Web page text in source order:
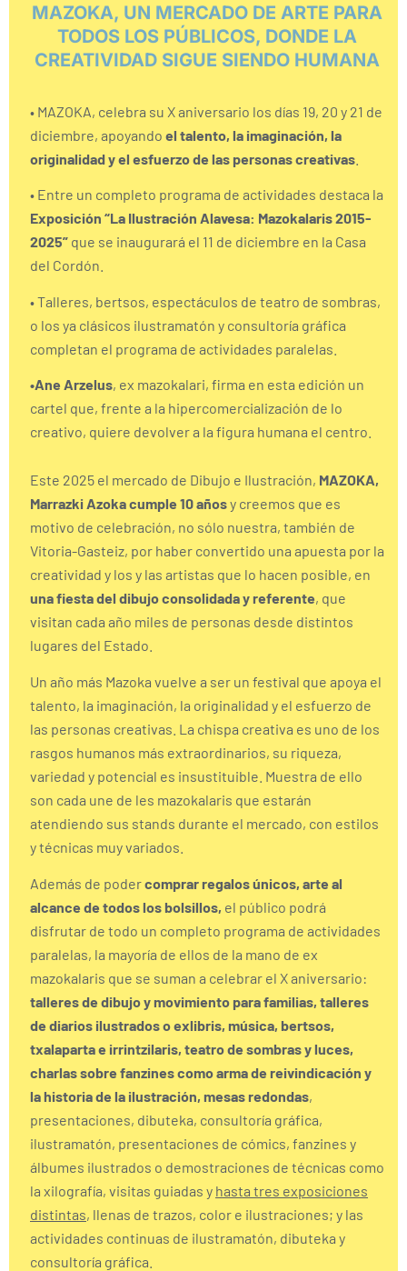
MAZOKA, UN MERCADO DE ARTE PARA
TODOS LOS PÚBLICOS, DONDE LA
CREATIVIDAD SIGUE SIENDO HUMANA
• MAZOKA, celebra su X aniversario los días 19, 20 y 21 de
diciembre, apoyando el talento, la imaginación, la
originalidad y el esfuerzo de las personas creativas
• Entre un completo programa de actividades destaca la
Exposición “La Ilustración Alavesa: Mazokalaris 2015-
2025” que se inaugurará el 11 de diciembre en la Casa
del Cordón.
• Talleres, bertsos, espectáculos de teatro de sombras,
o los ya clásicos ilustramatón y consultoría gráfica
completan el programa de actividades paralelas.
•Ane Arzelus, ex mazokalari, firma en esta edición un
cartel que, frente a la hipercomercialización de lo
creativo, quiere devolver a la figura humana el centro.
Este 2025 el mercado de Dibujo e Ilustración, MAZOKA,
Marrazki Azoka cumple 10 añosy creemos que es
motivo de celebración, no sólo nuestra, también de
Vitoria-Gasteiz, por haber convertido una apuesta por la
creatividad y los y las artistas que lo hacen posible, en
una fiesta del dibujo consolidada y referente, que
visitan cada año miles de personas desde distintos
lugares del Estado.
Un año más Mazoka vuelve a ser un festival que apoya el
talento, la imaginación, la originalidad y el esfuerzo de
las personas creativas. La chispa creativa es uno de los
rasgos humanos más extraordinarios, su riqueza,
variedad y potencial es insustituible. Muestra de ello
son cada une de les mazokalaris que estarán
atendiendo sus stands durante el mercado, con estilos
y técnicas muy variados.
Además de podercomprar regalos únicos, arte al
alcance de todos los bolsillos, el público podrá
disfrutar de todo un completo programa de actividades
paralelas, la mayoría de ellos de la mano de ex
mazokalaris que se suman a celebrar el X aniversario:
talleres de dibujo y movimiento para familias, talleres
de diarios ilustrados o exlibris, música, bertsos,
txalaparta e irrintzilaris, teatro de sombras y luces,
charlassobre fanzines como arma de reivindicación y
la historia de la ilustración, mesas redondas,
presentaciones, dibuteka, consultoría gráfica,
ilustramatón, presentaciones de cómics, fanzines y
álbumes ilustrados o demostraciones de técnicas como
la xilografía, visitas guiadas y hasta tres exposiciones
distintas, llenas de trazos, color e ilustraciones; y las
actividades continuas de ilustramatón, dibuteka y
consultoría gráfica.